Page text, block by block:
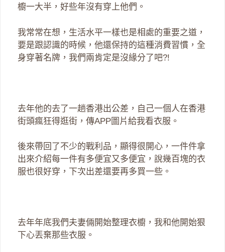
櫥一大半，好些年沒有穿上他們。
我常常在想，生活水平一樣也是相處的重要之道，
要是跟認識的時候，他還保持的這種消費習慣，全
身穿著名牌，我們兩肯定是沒緣分了吧?!
去年他的去了一趟香港出公差，自己一個人在香港
街頭瘋狂得逛街，傳APP圖片給我看衣服。
後來帶回了不少的戰利品，顯得很開心，一件件拿
出來介紹每一件有多便宜又多便宜，說幾百塊的衣
服也很好穿，下次出差還要再多買一些。
去年年底我們夫妻倆開始整理衣櫥，我和他開始狠
下心丟棄那些衣服。